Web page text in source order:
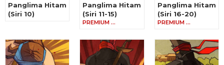
Panglima Hitam
(Siri 10)
Panglima Hitam
(Siri 11-15)
PREMIUM …
Panglima Hitam
(Siri 16-20)
PREMIUM …